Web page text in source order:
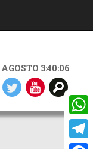
3:40:07